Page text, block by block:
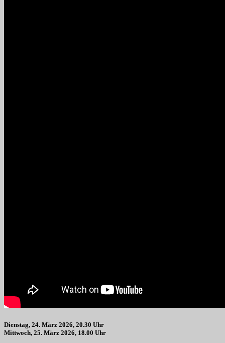
Dienstag, 24. März 2026, 20.30 Uhr
Mittwoch, 25. März 2026, 18.00 Uhr